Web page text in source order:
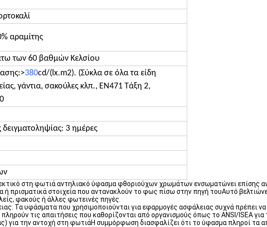
αραμίτης
των 60 βαθμών Κελσίου
380cd/(lx.m2). (Σύκλα σε όλα τα είδη
γάντια, σακούλες κλπ., EN471 Τάξη 2,
δειγματοληψίας: 3 ημέρες
στη φωτιά αντηλιακό ύφασμα φθοριούχων χρωμάτων ενσωματώνει επίσης
ή πρισματικά στοιχεία που αντανακλούν το φως πίσω στην πηγή τουΑυτό
φακούς ή άλλες φωτεινές πηγές.
Τα υφάσματα που χρησιμοποιούνται για εφαρμογές ασφάλειας συχνά πρέπει
πληρούν τις απαιτήσεις που καθορίζονται από οργανισμούς όπως το ANSI/ISEA
για την αντοχή στη φωτιάΗ συμμόρφωση διασφαλίζει ότι το ύφασμα πληροί τα